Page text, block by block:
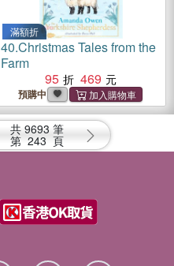
滿額折
40.Christmas Tales from the
Farm
95
469
預購中
共 9693 筆
第 243 頁